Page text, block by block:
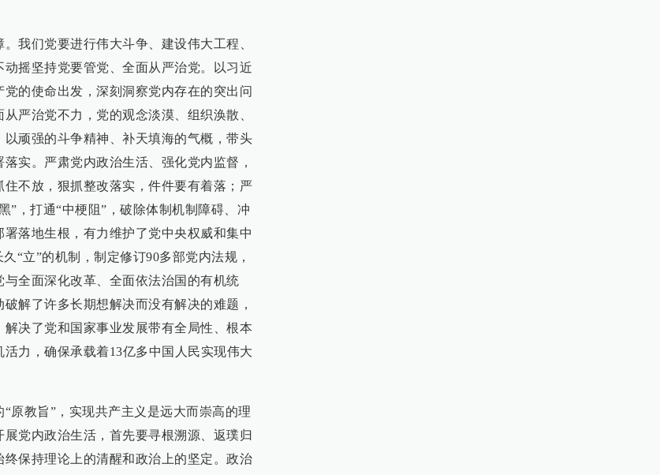
我们党要进行伟大斗争、建设伟大工程、
摇坚持党要管党、全面从严治党。以习近
的使命出发，深刻洞察党内存在的突出问
严治党不力，党的观念淡漠、组织涣散、
顽强的斗争精神、补天填海的气概，带头
实。严肃党内政治生活、强化党内监督，
不放，狠抓整改落实，件件要有着落；严
”，打通“中梗阻”，破除体制机制障碍、冲
落地生根，有力维护了党中央权威和集中
“立”的机制，制定修订90多部党内法规，
全面深化改革、全面依法治国的有机统
解了许多长期想解决而没有解决的难题，
决了党和国家事业发展带有全局性、根本
力，确保承载着13亿多中国人民实现伟大
原教旨”，实现共产主义是远大而崇高的理
党内政治生活，首先要寻根溯源、返璞归
保持理论上的清醒和政治上的坚定。政治